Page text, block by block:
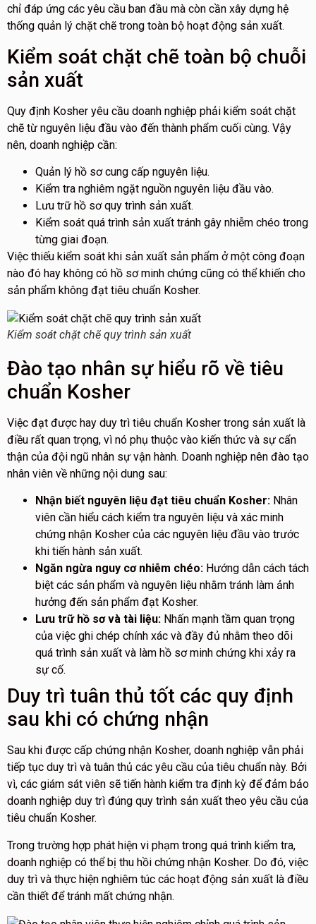
chỉ đáp ứng các yêu cầu ban đầu mà còn cần xây dựng hệ
thống quản lý chặt chẽ trong toàn bộ hoạt động sản xuất.
Kiểm soát chặt chẽ toàn bộ chuỗi
sản xuất
Quy định Kosher yêu cầu doanh nghiệp phải kiểm soát chặt
chẽ từ nguyên liệu đầu vào đến thành phẩm cuối cùng. Vậy
nên, doanh nghiệp cần:
Quản lý hồ sơ cung cấp nguyên liệu.
Kiểm tra nghiêm ngặt nguồn nguyên liệu đầu vào.
Lưu trữ hồ sơ quy trình sản xuất.
Kiểm soát quá trình sản xuất tránh gây nhiễm chéo trong
từng giai đoạn.
Việc thiếu kiểm soát khi sản xuất sản phẩm ở một công đoạn
nào đó hay không có hồ sơ minh chứng cũng có thể khiến cho
sản phẩm không đạt tiêu chuẩn Kosher.
Kiểm soát chặt chẽ quy trình sản xuất
Đào tạo nhân sự hiểu rõ về tiêu
chuẩn Kosher
Việc đạt được hay duy trì tiêu chuẩn Kosher trong sản xuất là
điều rất quan trọng, vì nó phụ thuộc vào kiến thức và sự cẩn
thận của đội ngũ nhân sự vận hành. Doanh nghiệp nên đào tạo
nhân viên về những nội dung sau:
Nhận biết nguyên liệu đạt tiêu chuẩn Kosher: Nhân
viên cần hiểu cách kiểm tra nguyên liệu và xác minh
chứng nhận Kosher của các nguyên liệu đầu vào trước
khi tiến hành sản xuất.
Ngăn ngừa nguy cơ nhiễm chéo: Hướng dẫn cách tách
biệt các sản phẩm và nguyên liệu nhằm tránh làm ảnh
hưởng đến sản phẩm đạt Kosher.
Lưu trữ hồ sơ và tài liệu: Nhấn mạnh tầm quan trọng
của việc ghi chép chính xác và đầy đủ nhằm theo dõi
quá trình sản xuất và làm hồ sơ minh chứng khi xảy ra
sự cố.
Duy trì tuân thủ tốt các quy định
sau khi có chứng nhận
Sau khi được cấp chứng nhận Kosher, doanh nghiệp vẫn phải
tiếp tục duy trì và tuân thủ các yêu cầu của tiêu chuẩn này. Bởi
vì, các giám sát viên sẽ tiến hành kiểm tra định kỳ để đảm bảo
doanh nghiệp duy trì đúng quy trình sản xuất theo yêu cầu của
tiêu chuẩn Kosher.
Trong trường hợp phát hiện vi phạm trong quá trình kiểm tra,
doanh nghiệp có thể bị thu hồi chứng nhận Kosher. Do đó, việc
duy trì và thực hiện nghiêm túc các hoạt động sản xuất là điều
cần thiết để tránh mất chứng nhận.